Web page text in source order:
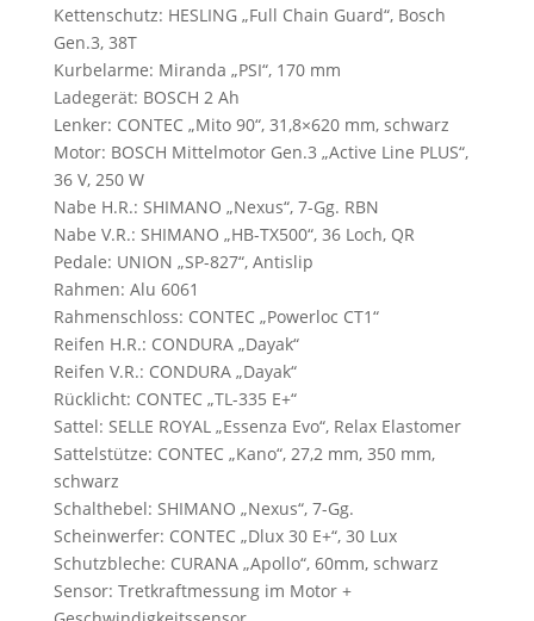
Kettenschutz: HESLING „Full Chain Guard“, Bosch
Gen.3, 38T
Kurbelarme: Miranda „PSI“, 170 mm
Ladegerät: BOSCH 2 Ah
Lenker: CONTEC „Mito 90“, 31,8×620 mm, schwarz
Motor: BOSCH Mittelmotor Gen.3 „Active Line PLUS“,
36 V, 250 W
Nabe H.R.: SHIMANO „Nexus“, 7-Gg. RBN
Nabe V.R.: SHIMANO „HB-TX500“, 36 Loch, QR
Pedale: UNION „SP-827“, Antislip
Rahmen: Alu 6061
Rahmenschloss: CONTEC „Powerloc CT1“
Reifen H.R.: CONDURA „Dayak“
Reifen V.R.: CONDURA „Dayak“
Rücklicht: CONTEC „TL-335 E+“
Sattel: SELLE ROYAL „Essenza Evo“, Relax Elastomer
Sattelstütze: CONTEC „Kano“, 27,2 mm, 350 mm,
schwarz
Schalthebel: SHIMANO „Nexus“, 7-Gg.
Scheinwerfer: CONTEC „Dlux 30 E+“, 30 Lux
Schutzbleche: CURANA „Apollo“, 60mm, schwarz
Sensor: Tretkraftmessung im Motor +